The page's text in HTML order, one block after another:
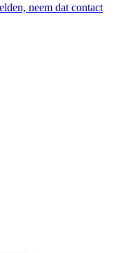
neem dat contact